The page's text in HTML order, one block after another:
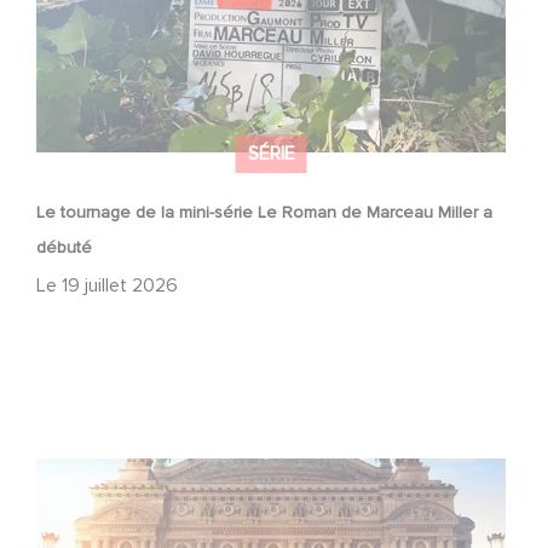
SÉRIE
Le tournage de la mini-série Le Roman de Marceau Miller a
débuté
Le 19 juillet 2026
Gaumont et Good Hero annoncent la suite de Ballerina